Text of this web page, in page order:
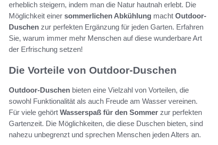
erheblich steigern, indem man die Natur hautnah erlebt. Die
Möglichkeit einer sommerlichen Abkühlung macht Outdoor-
Duschen zur perfekten Ergänzung für jeden Garten. Erfahren
Sie, warum immer mehr Menschen auf diese wunderbare Art
der Erfrischung setzen!
Die Vorteile von Outdoor-Duschen
Outdoor-Duschen bieten eine Vielzahl von Vorteilen, die
sowohl Funktionalität als auch Freude am Wasser vereinen.
Für viele gehört Wasserspaß für den Sommer zur perfekten
Gartenzeit. Die Möglichkeiten, die diese Duschen bieten, sind
nahezu unbegrenzt und sprechen Menschen jeden Alters an.